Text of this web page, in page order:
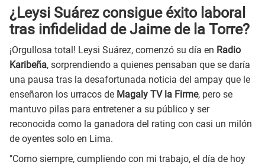
¿Leysi Suárez consigue éxito laboral
tras infidelidad de Jaime de la Torre?
¡Orgullosa total! Leysi Suárez, comenzó su día en Radio
Karibeña, sorprendiendo a quienes pensaban que se daría
una pausa tras la desafortunada noticia del ampay que le
enseñaron los urracos de Magaly TV la Firme, pero se
mantuvo pilas para entretener a su público y ser
reconocida como la ganadora del rating con casi un milón
de oyentes solo en Lima.
"Como siempre, cumpliendo con mi trabajo, el día de hoy